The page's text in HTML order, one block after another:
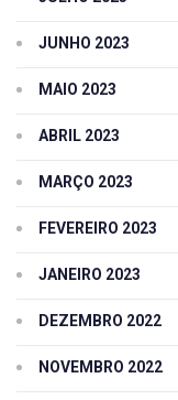
JUNHO 2023
MAIO 2023
ABRIL 2023
MARÇO 2023
FEVEREIRO 2023
JANEIRO 2023
DEZEMBRO 2022
NOVEMBRO 2022